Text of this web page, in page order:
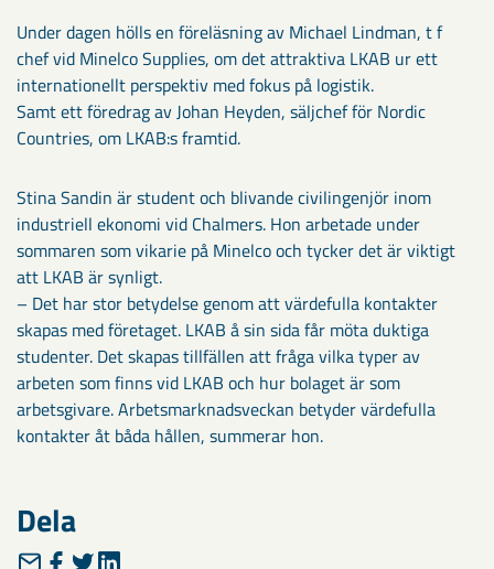
Under dagen hölls en föreläsning av Michael Lindman, t f
chef vid Minelco Supplies, om det attraktiva LKAB ur ett
internationellt perspektiv med fokus på logistik.
Samt ett föredrag av Johan Heyden, säljchef för Nordic
Countries, om LKAB:s framtid.
Stina Sandin är student och blivande civilingenjör inom
industriell ekonomi vid Chalmers. Hon arbetade under
sommaren som vikarie på Minelco och tycker det är viktigt
att LKAB är synligt.
– Det har stor betydelse genom att värdefulla kontakter
skapas med företaget. LKAB å sin sida får möta duktiga
studenter. Det skapas tillfällen att fråga vilka typer av
arbeten som finns vid LKAB och hur bolaget är som
arbetsgivare. Arbetsmarknadsveckan betyder värdefulla
kontakter åt båda hållen, summerar hon.
Dela